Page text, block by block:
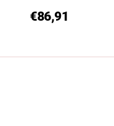
€86,91